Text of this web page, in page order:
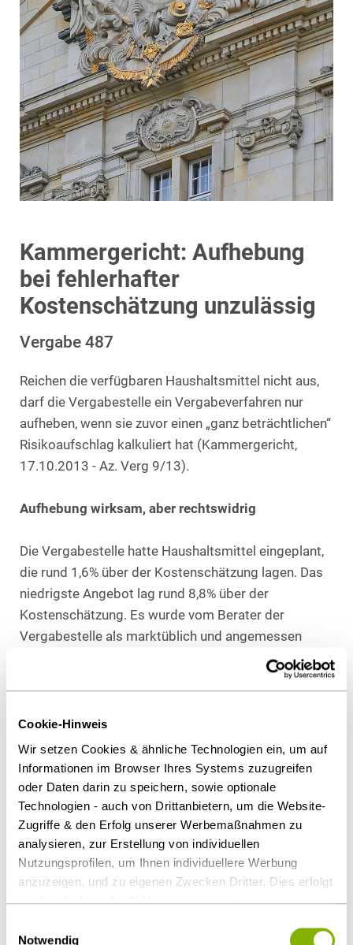
Cookie-Hinweis
Wir setzen Cookies & ähnliche Technologien ein, um auf
Informationen im Browser Ihres Systems zuzugreifen
oder Daten darin zu speichern, sowie optionale
Technologien - auch von Drittanbietern, um die Website-
Zugriffe & den Erfolg unserer Werbemaßnahmen zu
analysieren, zur Erstellung von individuellen
Nutzungsprofilen, um Ihnen individuellere Werbung
anzuzeigen, und zu eigenen Zwecken Dritter. Dies erfolgt
auch außerhalb der EU bei geringerem
Regelungen das Risiko des staatlichen Zugriffs &
Notwendig
Kammergericht: Aufhebung
bei fehlerhafter
Kostenschätzung unzulässig
Vergabe 487
Reichen die verfügbaren Haushaltsmittel nicht aus,
darf die Vergabestelle ein Vergabeverfahren nur
aufheben, wenn sie zuvor einen „ganz beträchtlichen“
Risikoaufschlag kalkuliert hat (Kammergericht,
17.10.2013 - Az. Verg 9/13).
Aufhebung wirksam, aber rechtswidrig
Die Vergabestelle hatte Haushaltsmittel eingeplant,
die rund 1,6% über der Kostenschätzung lagen. Das
niedrigste Angebot lag rund 8,8% über der
Kostenschätzung. Es wurde vom Berater der
Vergabestelle als marktüblich und angemessen
bezeichnet. Bei sorgfältiger Ermittlung des
so das Kammergericht. Das Gericht stellte fest, dass
die Aufhebung wirksam, aber rechtswidrig war.
Schadensersatz
Der Vergabestelle drohen nun
Schadenersatzforderungen.
Praxistipp
Die Kostenschätzung sollte nicht nur verfügbare